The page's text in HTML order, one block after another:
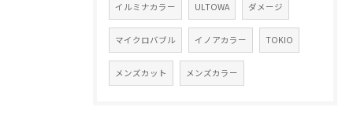
イルミナカラー ULTOWA ダメージ
マイクロバブル イノアカラー TOKIO
メンズカット メンズカラー